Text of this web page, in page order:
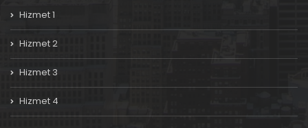
Hizmet 1
Hizmet 2
Hizmet 3
Hizmet 4